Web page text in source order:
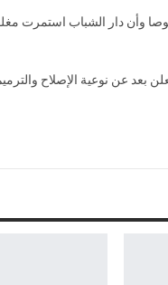
وأن دار الشباب استمرت
بعد عن نوعية الإصلاح